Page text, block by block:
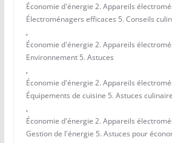
Économie d'énergie 2. Appareils
Électroménagers efficaces 5. Conseils
,
Économie d'énergie 2. Appareils
Environnement 5. Astuces
,
Économie d'énergie 2. Appareils
Équipements de cuisine 5. Astuces
,
Économie d'énergie 2. Appareils
Gestion de l'énergie 5. Astuces pour